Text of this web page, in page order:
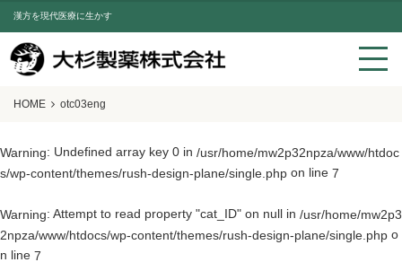
漢方を現代医療に生かす
HOME otc03eng
Warning: Undefined array key 0 in /usr/home/mw2p32npza/www/htdoc
s/wp-content/themes/rush-design-plane/single.php on line 7
Warning: Attempt to read property "cat_ID" on null in /usr/home/mw2p3
2npza/www/htdocs/wp-content/themes/rush-design-plane/single.php o
n line 7